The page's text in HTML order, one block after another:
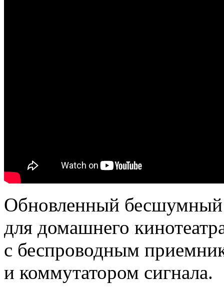
Обновленный бесшумный
для домашнего
с беспроводным
и коммутатором сигнала.